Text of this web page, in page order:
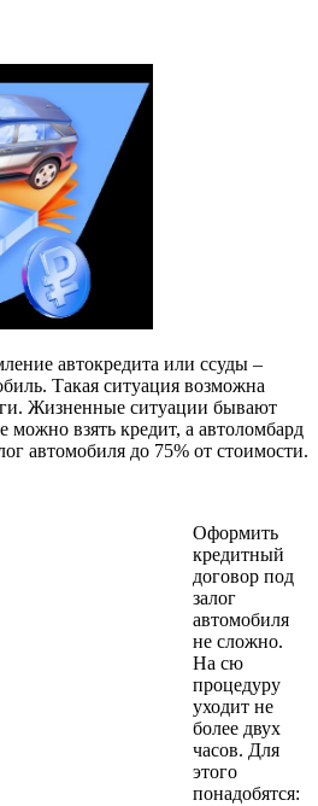
автокредита или ссуды –
Такая ситуация возможна
Жизненные ситуации бывают
можно взять кредит, а автоломбард
автомобиля до 75% от стоимости.
Оформить
кредитный
договор под
залог
автомобиля
не сложно.
На сю
процедуру
уходит не
более двух
часов. Для
этого
понадобятся: